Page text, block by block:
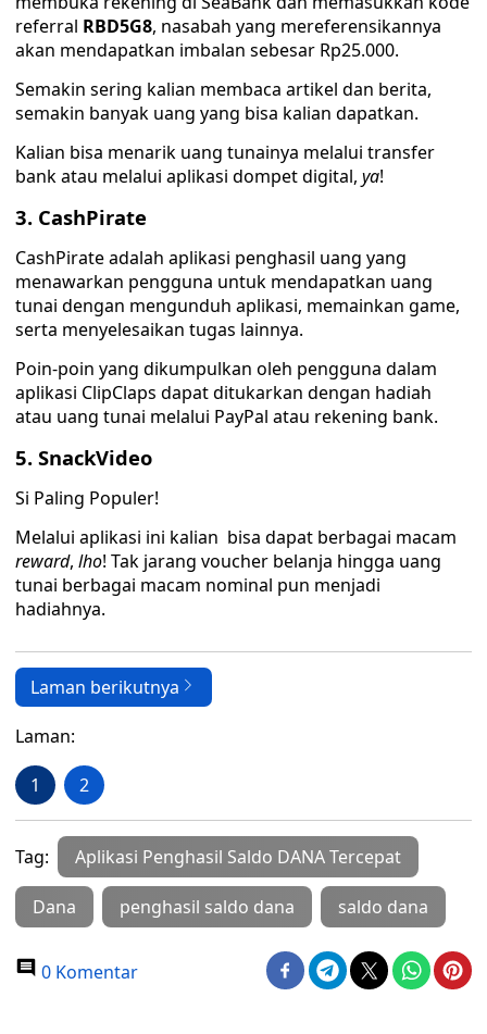
referral RBD5G8, nasabah yang mereferensikannya
akan mendapatkan imbalan sebesar Rp25.000.
Semakin sering kalian membaca artikel dan berita,
semakin banyak uang yang bisa kalian dapatkan.
Kalian bisa menarik uang tunainya melalui transfer
bank atau melalui aplikasi dompet digital, ya!
3. CashPirate
CashPirate adalah aplikasi penghasil uang yang
menawarkan pengguna untuk mendapatkan uang
tunai dengan mengunduh aplikasi, memainkan game,
serta menyelesaikan tugas lainnya.
Poin-poin yang dikumpulkan oleh pengguna dalam
aplikasi ClipClaps dapat ditukarkan dengan hadiah
atau uang tunai melalui PayPal atau rekening bank.
5. SnackVideo
Si Paling Populer!
Melalui aplikasi ini kalian bisa dapat berbagai macam
reward, lho! Tak jarang voucher belanja hingga uang
tunai berbagai macam nominal pun menjadi
hadiahnya.
Laman berikutnya
Laman:
1 2
Tag: Aplikasi Penghasil Saldo DANA Tercepat
Dana penghasil saldo dana saldo dana
0 Komentar